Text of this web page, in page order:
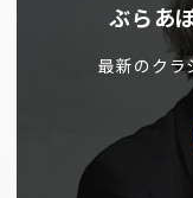
ぶらあ
最新のクラ